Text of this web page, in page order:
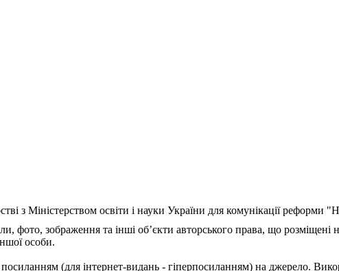
з Міністерством освіти і науки України для комунікації реформи
фото, зображення та інші об’єкти авторського права, що розміщені
особи.
(для інтернет-видань - гіперпосиланням) на джерело.